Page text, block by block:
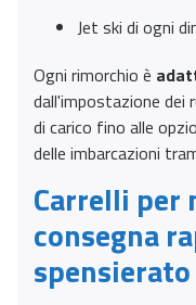
Jet ski di ogni
Ogni rimorchio è
dall'impostazione dei
di carico fino alle
delle imbarcazioni
Carrelli per
consegna
spensierato